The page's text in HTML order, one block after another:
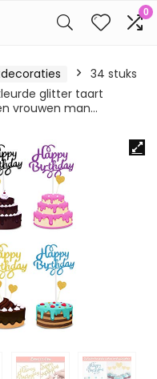
0
34 stuks
glitter taart
vrouwen man…